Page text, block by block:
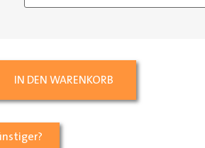
IN DEN WARENKORB